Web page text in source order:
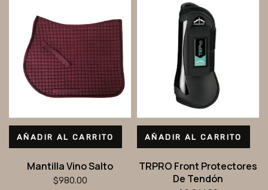
AÑADIR AL CARRITO
Mantilla Vino Salto
$980.00
AÑADIR AL CARRITO
TRPRO Front Protectores
De Tendón